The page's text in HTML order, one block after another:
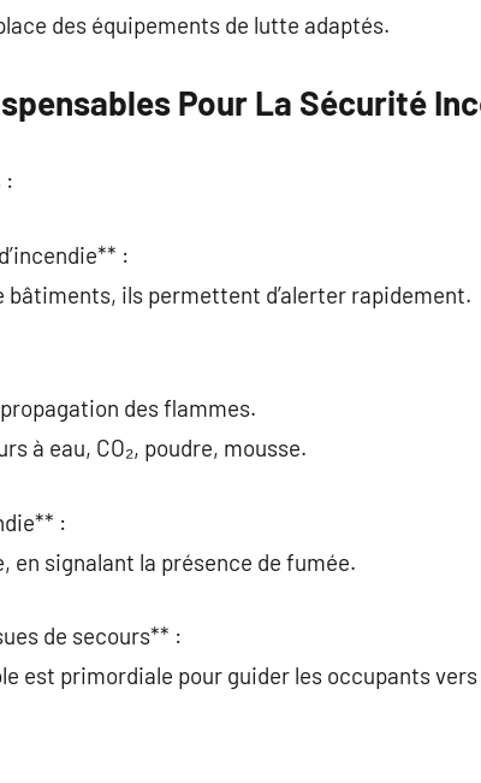
des équipements de lutte adaptés.
Pour La Sécurité
:
:
bâtiments, ils permettent d’alerter rapidement.
des flammes.
à eau, CO₂, poudre, mousse.
:
signalant la présence de fumée.
de secours** :
est primordiale pour guider les occupants vers